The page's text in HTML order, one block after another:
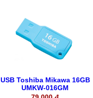
USB Toshiba Mikawa 16GB
UMKW-016GM